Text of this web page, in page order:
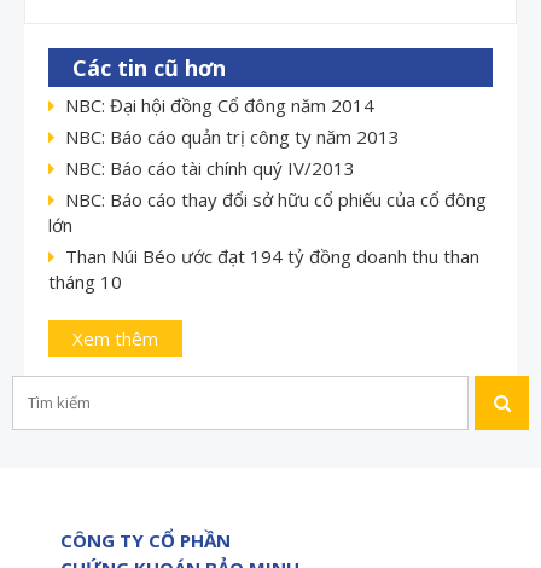
Các tin cũ hơn
NBC: Đại hội đồng Cổ đông năm 2014
NBC: Báo cáo quản trị công ty năm 2013
NBC: Báo cáo tài chính quý IV/2013
NBC: Báo cáo thay đổi sở hữu cổ phiếu của cổ đông
lớn
Than Núi Béo ước đạt 194 tỷ đồng doanh thu than
tháng 10
Xem thêm
CÔNG TY CỔ PHẦN